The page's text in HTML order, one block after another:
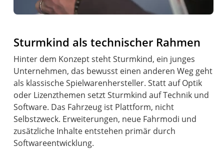
Sturmkind als technischer Rahmen
Hinter dem Konzept steht Sturmkind, ein junges
Unternehmen, das bewusst einen anderen Weg geht
als klassische Spielwarenhersteller. Statt auf Optik
oder Lizenzthemen setzt Sturmkind auf Technik und
Software. Das Fahrzeug ist Plattform, nicht
Selbstzweck. Erweiterungen, neue Fahrmodi und
zusätzliche Inhalte entstehen primär durch
Softwareentwicklung.